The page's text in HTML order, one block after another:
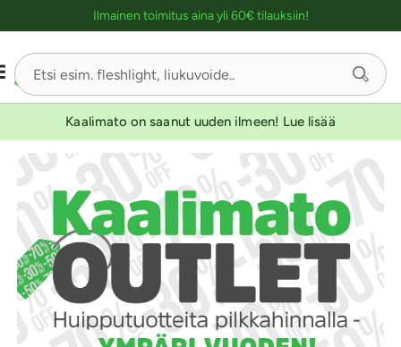
Ilmainen toimitus aina yli 60€ tilauksiin!
Kaalimato on saanut uuden ilmeen! Lue lisää